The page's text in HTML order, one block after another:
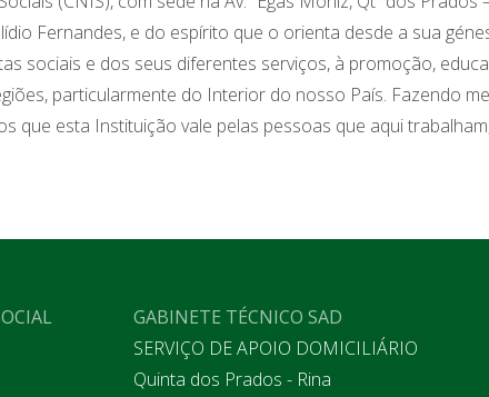
Fernandes, e do espírito que o orienta desde a sua
sociais e dos seus diferentes serviços, à promoção,
particularmente do Interior do nosso País. Fazendo
que esta Instituição vale pelas pessoas que aqui
GABINETE TÉCNICO SAD
SERVIÇO DE APOIO DOMICILIÁRIO
Quinta dos Prados - Rina